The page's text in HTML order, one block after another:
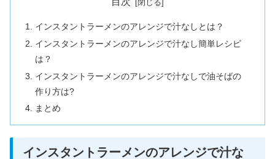
インスタントラーメンのアレンジで汁なしとは？
インスタントラーメンのアレンジで汁なし簡単レシピ
は？
インスタントラーメンのアレンジで汁なしで油そばの
作り方は?
まとめ
インスタントラーメンのアレンジで汁な